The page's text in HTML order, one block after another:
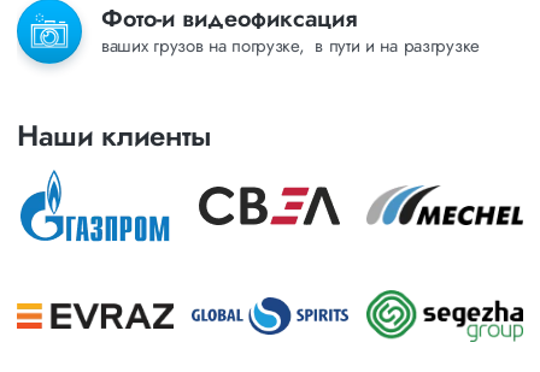
Фото-и видеофиксация
ваших грузов на погрузке, в пути и на разгрузке
Наши клиенты